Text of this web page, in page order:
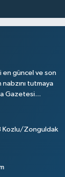
en güncel ve son
tutmaya
Gazetesi...
Kozlu/Zonguldak